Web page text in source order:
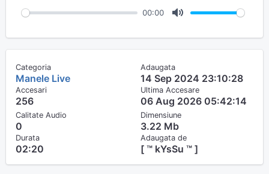
00:00
u
e
Categoria
Manele Live
Adaugata
14 Sep 2024 23:10:28
Accesari
256
Ultima Accesare
06 Aug 2026 05:42:14
Calitate Audio
0
Dimensiune
3.22 Mb
Durata
02:20
Adaugata de
[ ™ kYsSu ™ ]